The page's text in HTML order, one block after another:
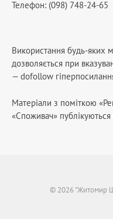
Телефон: (098) 748-24-65
Використання будь-яких
дозволяється при
— dofollow
Матеріали з поміткою
«Споживач»
© 2026 "Житомир